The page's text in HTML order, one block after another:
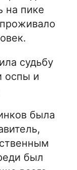
на пике
судьбу
оспы и
была
был